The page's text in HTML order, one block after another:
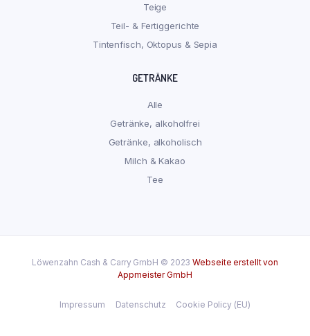
Teige
Teil- & Fertiggerichte
Tintenfisch, Oktopus & Sepia
GETRÄNKE
Alle
Getränke, alkoholfrei
Getränke, alkoholisch
Milch & Kakao
Tee
Löwenzahn Cash & Carry GmbH © 2023Webseite erstellt von
Appmeister GmbH
Impressum Datenschutz Cookie Policy (EU)